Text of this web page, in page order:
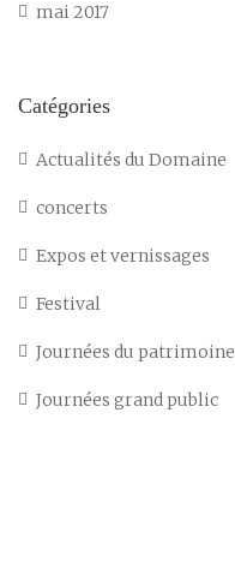
mai 2017
Catégories
Actualités du Domaine
concerts
Expos et vernissages
Festival
Journées du patrimoine
Journées grand public